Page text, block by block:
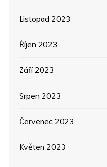
Listopad 2023
Říjen 2023
Září 2023
Srpen 2023
Červenec 2023
Květen 2023